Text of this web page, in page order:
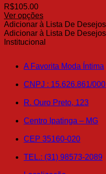
escolhidas
na
página
do
produto
R$105.00
Ver opções
Este
produto
tem
podem
escolhidas
página
produto
Adicionar à Lista De Desejos
Adicionar à Lista De Desejos
Institucional
A Favorita Moda Íntima
CNPJ : 15.626.861/
R. Ouro Preto, 123
Centro Ipatinga – MG
CEP 35160-020
TEL.: (31) 98573-2089